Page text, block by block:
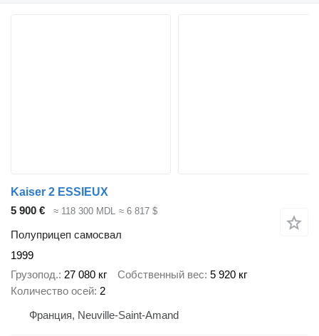
Kaiser 2 ESSIEUX
5 900 €
≈ 118 300 MDL ≈ 6 817 $
Полуприцеп самосвал
1999
Грузопод. 27 080 кг Собственный вес 5 920 кг
Количество осей 2
Франция, Neuville-Saint-Amand